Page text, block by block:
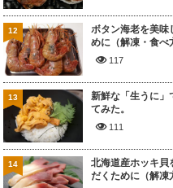
ボタン海老を美味
めに（解凍・食べ
117
12
新鮮な「生うに」
てみた。
111
13
北海道産ホッキ貝
だくために（解凍
14